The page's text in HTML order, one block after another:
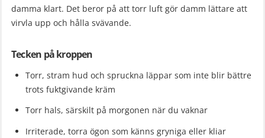
damma klart. Det beror på att torr luft gör damm lättare att
virvla upp och hålla svävande.
Tecken på kroppen
Torr, stram hud och spruckna läppar som inte blir bättre
trots fuktgivande kräm
Torr hals, särskilt på morgonen när du vaknar
Irriterade, torra ögon som känns gryniga eller kliar